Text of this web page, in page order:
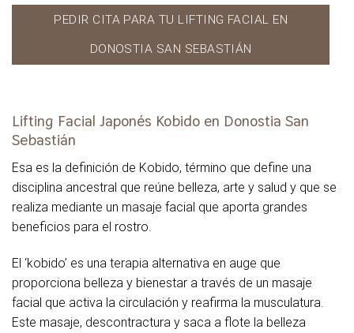
PEDIR CITA PARA TU LIFTING FACIAL EN
DONOSTIA SAN SEBASTIÁN
Lifting Facial Japonés Kobido en Donostia San
Sebastián
Esa es la definición de Kobido, término que define una
disciplina ancestral que reúne belleza, arte y salud y que se
realiza mediante un masaje facial que aporta grandes
beneficios para el rostro.
El ‘kobido’ es una terapia alternativa en auge que
proporciona belleza y bienestar a través de un masaje
facial que activa la circulación y reafirma la musculatura.
Este masaje, descontractura y saca a flote la belleza